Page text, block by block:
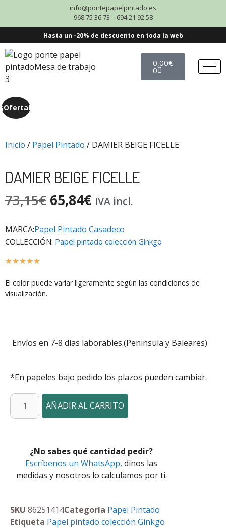
info@pontepapelpintado.es
968 75 36 73 – 694 21 92 58
Hasta un -20% de descuento en toda la web
0,00€
0
¡Oferta!
Inicio / Papel Pintado / DAMIER BEIGE FICELLE
DAMIER BEIGE FICELLE
73,15€ 65,84€ IVA incl.
MARCA:Papel Pintado Casadeco
COLLECCIÓN: Papel pintado colección Ginkgo
☆☆☆☆☆
El color puede variar ligeramente según las condiciones de
visualización.
Envíos en 7-8 días laborables.(Peninsula y Baleares)
*En papeles bajo pedido los plazos pueden cambiar.
AÑADIR AL CARRITO
¿No sabes qué cantidad pedir?
Escríbenos un WhatsApp, dinos las
medidas y nosotros lo calculamos por ti.
SKU 86251414Categoría Papel Pintado
Etiqueta Papel pintado colección Ginkgo